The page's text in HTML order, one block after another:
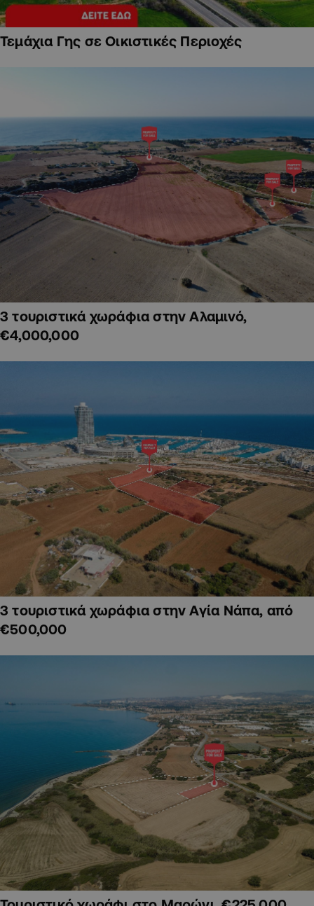
Τεμάχια Γης σε Οικιστικές Περιοχές
3 τουριστικά χωράφια στην Αλαμινό,
€4,000,000
3 τουριστικά χωράφια στην Αγία Νάπα, από
€500,000